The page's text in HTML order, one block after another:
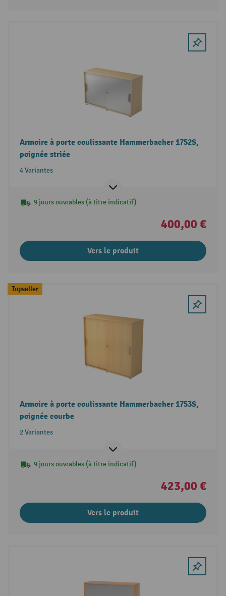
Armoire à porte coulissante Hammerbacher 1752S,
poignée striée
4 Variantes
9 jours ouvrables (à titre indicatif)
400,00 €
Vers le produit
Topseller
Armoire à porte coulissante Hammerbacher 1753S,
poignée courbe
2 Variantes
9 jours ouvrables (à titre indicatif)
423,00 €
Vers le produit